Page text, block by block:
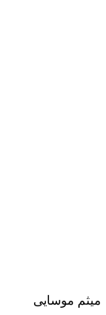
میثم موسایی